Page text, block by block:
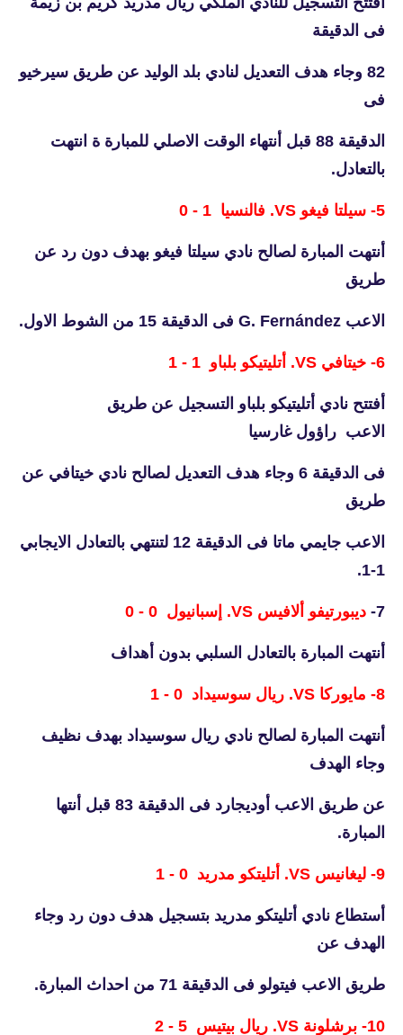
فى الدقيقة
82 وجاء هدف التعديل لنادي بلد الوليد عن طريق سيرخيو
فى
الدقيقة 88 قبل أنتهاء الوقت الاصلي للمبارة ة انتهت
بالتعادل.
5- سيلتا فيغو VS. فالنسيا 1 - 0
أنتهت المبارة لصالح نادي سيلتا فيغو بهدف دون رد عن
طريق
الاعب G. Fernández فى الدقيقة 15 من الشوط الاول.
6- خيتافي VS. أتليتيكو بلباو 1 - 1
أفتتح نادي أتليتيكو بلباو التسجيل عن طريق
الاعب راؤول غارسيا
فى الدقيقة 6 وجاء هدف التعديل لصالح نادي خيتافي عن
طريق
الاعب جايمي ماتا فى الدقيقة 12 لتنتهي بالتعادل الايجابي
1-1.
7- ديبورتيفو ألافيس VS. إسبانيول 0 - 0
أنتهت المبارة بالتعادل السلبي بدون أهداف
8- مايوركا VS. ريال سوسيداد 0 - 1
أنتهت المبارة لصالح نادي ريال سوسيداد بهدف نظيف
وجاء الهدف
عن طريق الاعب
أوديجارد فى الدقيقة 83 قبل أنتها
المبارة.
9- ليغانيس VS. أتليتكو مدريد 0 - 1
أستطاع نادي أتليتكو مدريد بتسجيل هدف دون رد وجاء
الهدف عن
طريق الاعب فيتولو فى الدقيقة 71 من احداث المبارة.
10- برشلونة VS. ريال بيتيس 5 - 2